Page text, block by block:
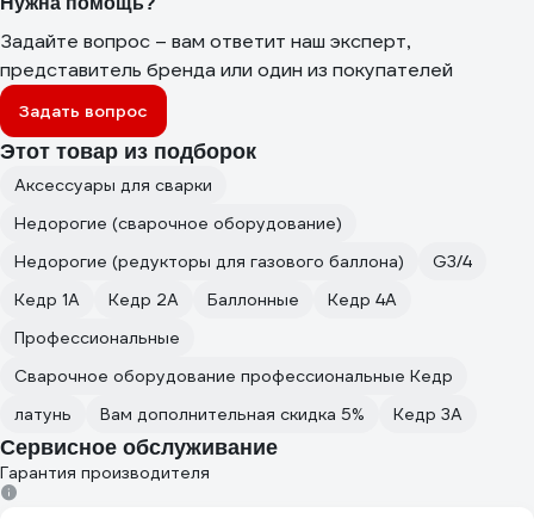
Задайте вопрос – вам ответит наш эксперт,
представитель бренда или один из покупателей
Задать вопрос
Этот товар из подборок
Аксессуары для сварки
Недорогие (сварочное оборудование)
Недорогие (редукторы для газового баллона)
G3/4
Кедр 1А
Кедр 2А Баллонные
Кедр 4А
Профессиональные
Сварочное оборудование профессиональные Кедр
латунь
Вам дополнительная скидка 5% Кедр 3А
Сервисное обслуживание
Гарантия производителя